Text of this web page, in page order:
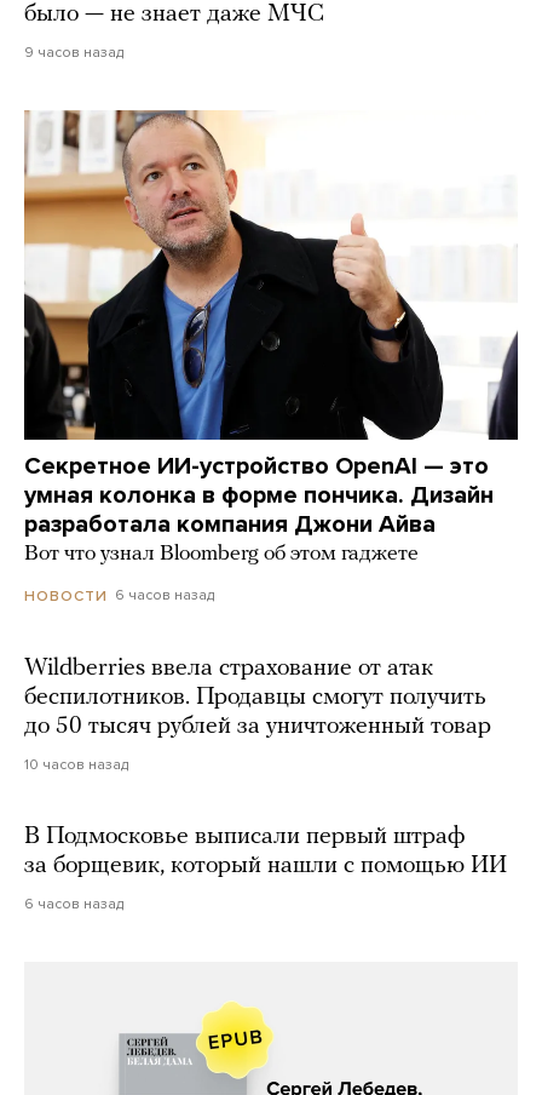
было — не знает даже МЧС
9 часов назад
Секретное ИИ-устройство OpenAI — это
умная колонка в форме пончика. Дизайн
разработала компания Джони Айва
Вот что узнал Bloomberg об этом гаджете
НОВОСТИ 6 часов назад
Wildberries ввела страхование от атак
беспилотников. Продавцы смогут получить
до 50 тысяч рублей за уничтоженный товар
10 часов назад
В Подмосковье выписали первый штраф
за борщевик, который нашли с помощью ИИ
6 часов назад